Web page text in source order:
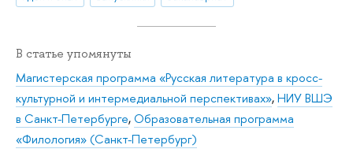
В статье упомянуты
Магистерская программа «Русская литература в кросс-
культурной и интермедиальной перспективах»,НИУ ВШЭ
в Санкт-Петербурге,Образовательная программа
«Филология» (Санкт-Петербург)